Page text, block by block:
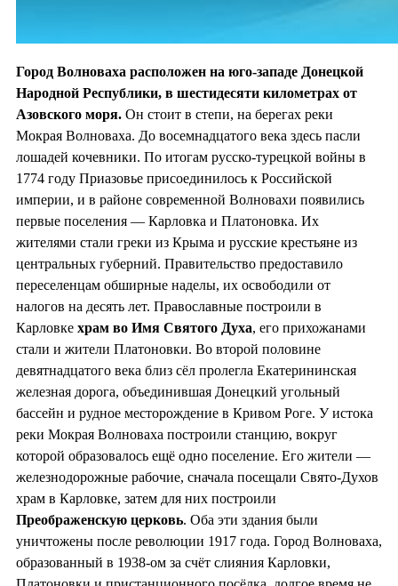
Город Волноваха расположен на юго-западе Донецкой
Народной Республики, в шестидесяти километрах от
Азовского моря. Он стоит в степи, на берегах реки
Мокрая Волноваха. До восемнадцатого века здесь пасли
лошадей кочевники. По итогам русско-турецкой войны в
1774 году Приазовье присоединилось к Российской
империи, и в районе современной Волновахи появились
первые поселения — Карловка и Платоновка. Их
жителями стали греки из Крыма и русские крестьяне из
центральных губерний. Правительство предоставило
переселенцам обширные наделы, их освободили от
налогов на десять лет. Православные построили в
Карловке храм во Имя Святого Духа, его прихожанами
стали и жители Платоновки. Во второй половине
девятнадцатого века близ сёл пролегла Екатерининская
железная дорога, объединившая Донецкий угольный
бассейн и рудное месторождение в Кривом Роге. У истока
реки Мокрая Волноваха построили станцию, вокруг
которой образовалось ещё одно поселение. Его жители —
железнодорожные рабочие, сначала посещали Свято-Духов
храм в Карловке, затем для них построили
Преображенскую церковь. Оба эти здания были
уничтожены после революции 1917 года. Город Волноваха,
образованный в 1938-ом за счёт слияния Карловки,